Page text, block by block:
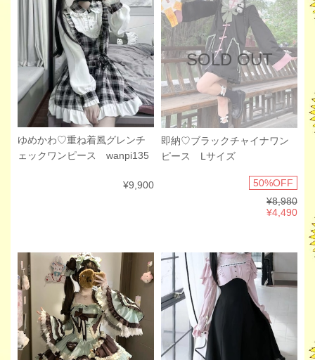
ゆめかわ♡重ね着風グレンチ
ェックワンピース wanpi135
¥9,900
SOLD OUT
即納♡ブラックチャイナワン
ピース Lサイズ
50%OFF
¥8,980
¥4,490